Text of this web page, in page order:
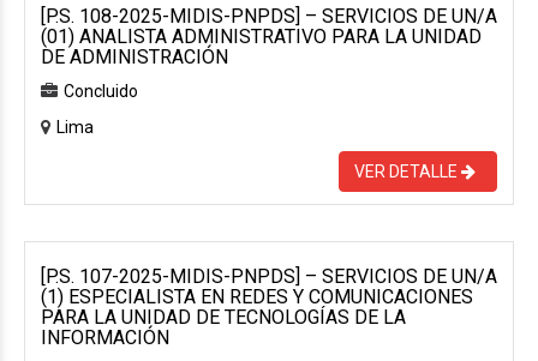
[P.S. 108-2025-MIDIS-PNPDS] – SERVICIOS DE UN/A
(01) ANALISTA ADMINISTRATIVO PARA LA UNIDAD
DE ADMINISTRACIÓN
Concluido
Lima
VER DETALLE
[P.S. 107-2025-MIDIS-PNPDS] – SERVICIOS DE UN/A
(1) ESPECIALISTA EN REDES Y COMUNICACIONES
PARA LA UNIDAD DE TECNOLOGÍAS DE LA
INFORMACIÓN